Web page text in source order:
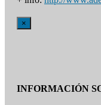
×
INFORMACIÓN